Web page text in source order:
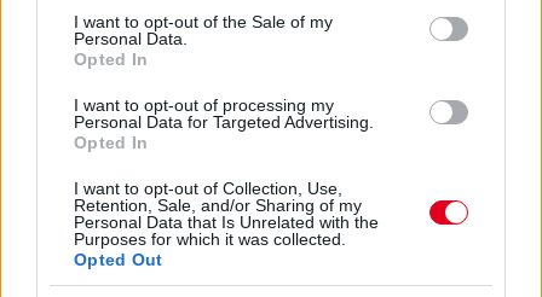
consent section.
I want to opt-out of the Sale of my
Personal Data.
Opted In
I want to opt-out of processing my
Personal Data for Targeted Advertising.
Opted In
I want to opt-out of Collection, Use,
Retention, Sale, and/or Sharing of my
Personal Data that Is Unrelated with the
Purposes for which it was collected.
Opted Out
Ilyen lehet a jövő F1-es szabályrendszere Domenicali
szerint